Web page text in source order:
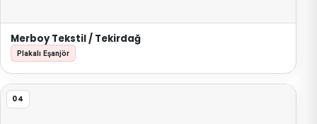
Merboy Tekstil / Tekirdağ
Plakalı Eşanjör
04